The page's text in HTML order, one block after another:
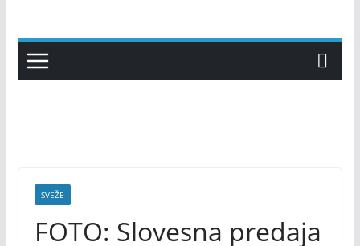
content
SVEŽE
FOTO: Slovesna predaja